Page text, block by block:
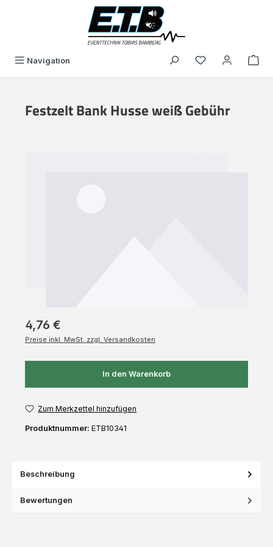
Navigation Du hast 0
Festzelt Bank Husse weiß Gebühr
4,76 €
Preise inkl. MwSt. zzgl. Versandkosten
In den Warenkorb
Zum Merkzettel hinzufügen
Produktnummer: ETB10341
Beschreibung
Bewertungen